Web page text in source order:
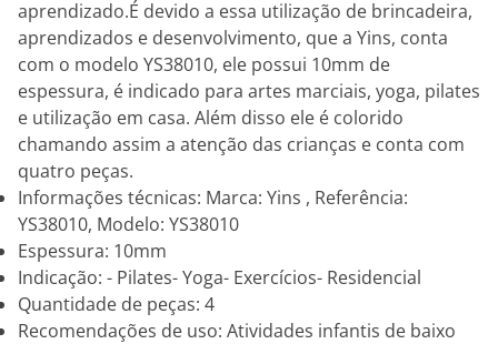
aprendizado.É devido a essa utilização de brincadeira,
aprendizados e desenvolvimento, que a Yins, conta
com o modelo YS38010, ele possui 10mm de
espessura, é indicado para artes marciais, yoga, pilates
e utilização em casa. Além disso ele é colorido
chamando assim a atenção das crianças e conta com
quatro peças.
Informações técnicas: Marca: Yins , Referência:
YS38010, Modelo: YS38010
Espessura: 10mm
Indicação: - Pilates- Yoga- Exercícios- Residencial
Quantidade de peças: 4
Recomendações de uso: Atividades infantis de baixo